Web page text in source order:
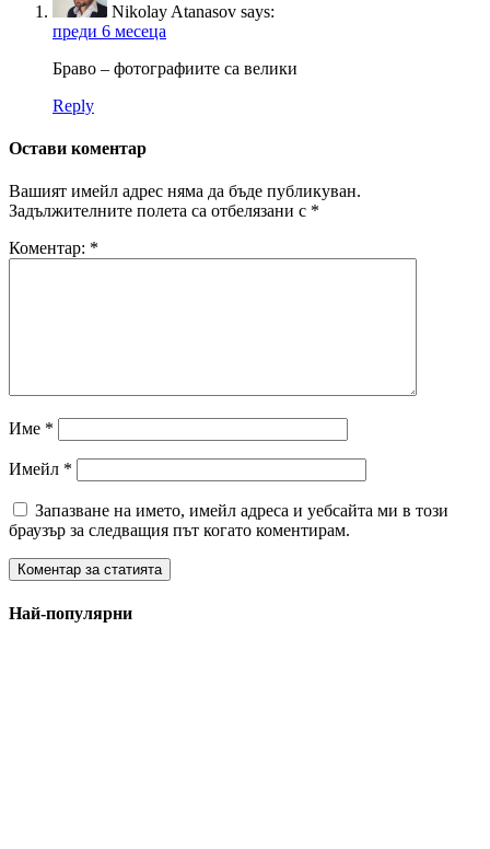
Nikolay Atanasov says:
преди 6 месеца
Браво – фотографиите са велики
Reply
Остави коментар
Вашият имейл адрес няма да бъде публикуван.
Задължителните полета са отбелязани с *
Коментар: *
Име *
Имейл *
Запазване на името, имейл адреса и уебсайта ми в този
браузър за следващия път когато коментирам.
Най-популярни